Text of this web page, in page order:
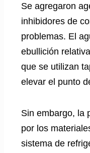
Se agregaron
inhibidores de
problemas. El
ebullición
que se utilizan
elevar el punto
Sin embargo, la
por los
sistema de